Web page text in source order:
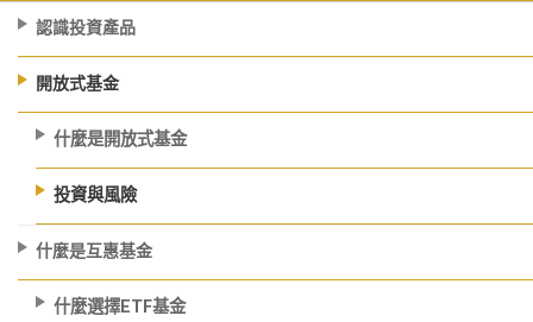
認識投資產品
開放式基金
什麼是開放式基金
投資與風險
什麼是互惠基金
什麼選擇ETF基金